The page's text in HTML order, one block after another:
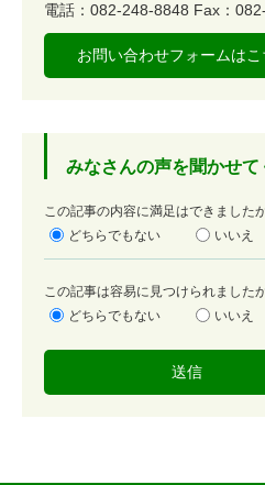
電話：082-248-8848 Fax：
お問い合わせフォームはこ
みなさんの声を聞かせて
満
足
この記事の内容に満足はできまし
どちらでもない
いいえ
容
易
この記事は容易に見つけられまし
どちらでもない
いいえ